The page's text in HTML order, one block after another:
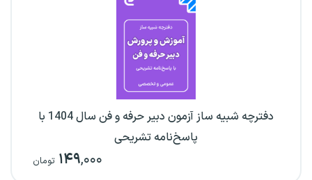
دفترچه شبیه ساز آزمون دبیر حرفه و فن سال 1404 با
پاسخ‌نامه تشریحی
۱۴۹,۰۰۰ تومان